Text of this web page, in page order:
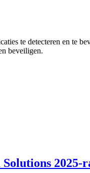
te detecteren en te
beveiligen.
2025-